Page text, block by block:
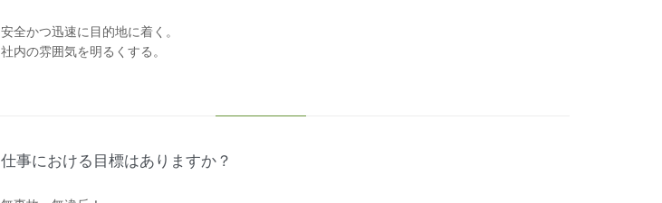
安全かつ迅速に目的地に着く。
社内の雰囲気を明るくする。
仕事における目標はありますか？